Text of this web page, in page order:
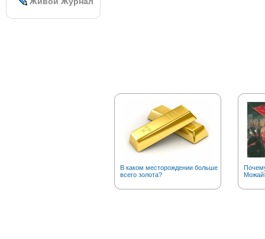
В каком месторождении больше
всего золота?